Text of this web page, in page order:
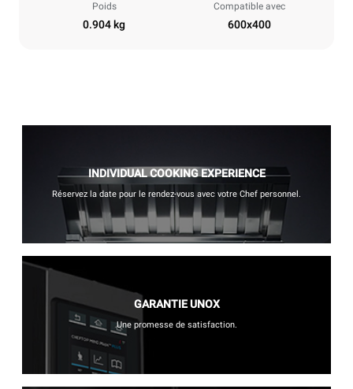
Poids
0.904 kg
Compatible avec
600x400
INDIVIDUAL COOKING EXPERIENCE
Réservez la date pour le rendez-vous avec votre Chef personnel.
GARANTIE UNOX
Une promesse de satisfaction.